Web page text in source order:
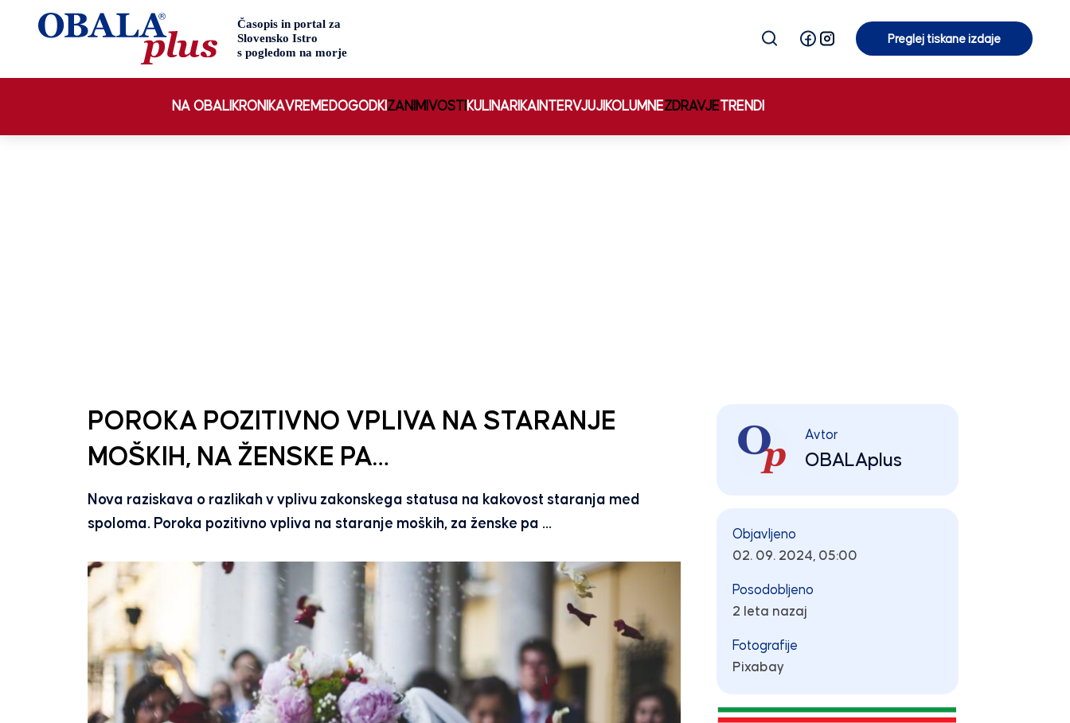
Preglej tiskane izdaje
NA OBALI KRONIKAVREMEDOGODKIZANIMIVOSTI KULINARIKA INTERVJUJI KOLUMNEZDRAVJETRENDI
POROKA POZITIVNO VPLIVA NA STARANJE
MOŠKIH, NA ŽENSKE PA…
Nova raziskava o razlikah v vplivu zakonskega statusa na kakovost staranja med
spoloma. Poroka pozitivno vpliva na staranje moških, za ženske pa …
Avtor
OBALAplus
Objavljeno
02. 09. 2024, 05:00
Posodobljeno
2 leta nazaj
Fotografije
Pixabay